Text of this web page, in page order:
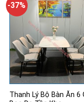
-37%
Thanh Lý Bộ Bàn Ăn 6